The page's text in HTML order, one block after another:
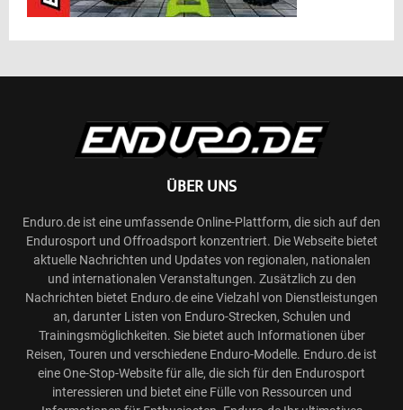
ÜBER UNS
Enduro.de ist eine umfassende Online-Plattform, die sich auf den
Endurosport und Offroadsport konzentriert. Die Webseite bietet
aktuelle Nachrichten und Updates von regionalen, nationalen
und internationalen Veranstaltungen. Zusätzlich zu den
Nachrichten bietet Enduro.de eine Vielzahl von Dienstleistungen
an, darunter Listen von Enduro-Strecken, Schulen und
Trainingsmöglichkeiten. Sie bietet auch Informationen über
Reisen, Touren und verschiedene Enduro-Modelle. Enduro.de ist
eine One-Stop-Website für alle, die sich für den Endurosport
interessieren und bietet eine Fülle von Ressourcen und